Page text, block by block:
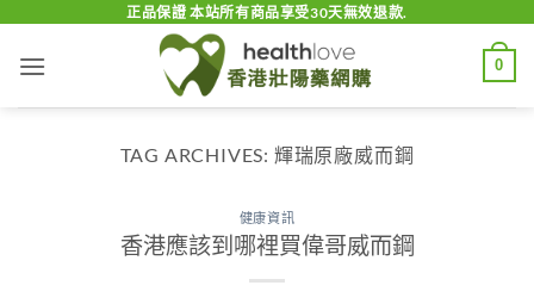
content
正品保證 本站所有商品享受30天無效退款.
0
TAG ARCHIVES: 輝瑞原廠威而鋼
健康資訊
香港應該到哪裡買偉哥威而鋼